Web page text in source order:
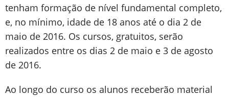
tenham formação de nível fundamental completo,
e, no mínimo, idade de 18 anos até o dia 2 de
maio de 2016. Os cursos, gratuitos, serão
realizados entre os dias 2 de maio e 3 de agosto
de 2016.
Ao longo do curso os alunos receberão material